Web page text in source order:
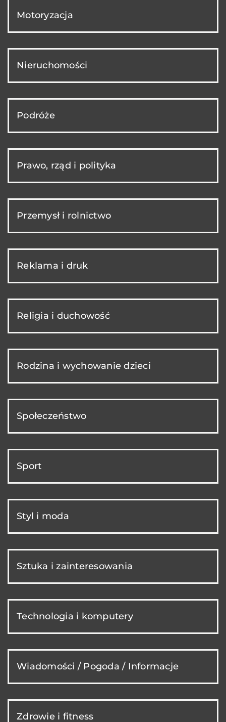
Motoryzacja
Nieruchomości
Podróże
Prawo, rząd i polityka
Przemysł i rolnictwo
Reklama i druk
Religia i duchowość
Rodzina i wychowanie dzieci
Społeczeństwo
Sport
Styl i moda
Sztuka i zainteresowania
Technologia i komputery
Wiadomości / Pogoda / Informacje
Zdrowie i fitness